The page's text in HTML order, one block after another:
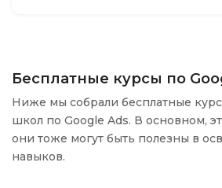
Бесплатные курсы по
Ниже мы собрали бесплатные
школ по Google Ads. В основном,
они тоже могут быть полезны в
навыков.